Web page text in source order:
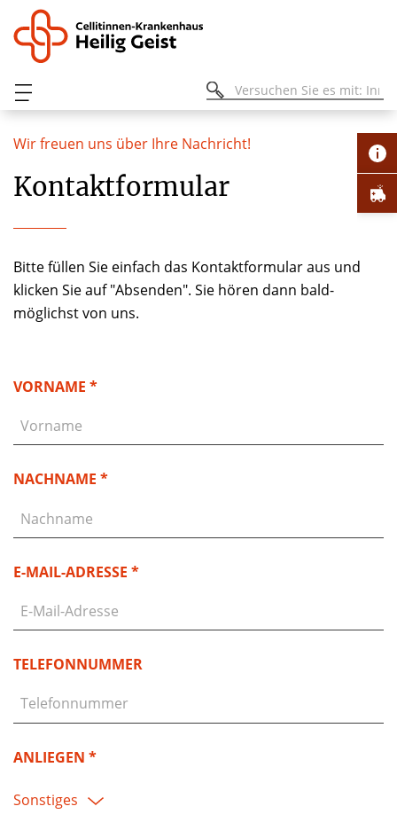
Wir freuen uns über Ihre Nachricht!
Kontaktformular
Bitte füllen Sie einfach das Kontaktformular aus und
klicken Sie auf "Absenden". Sie hören dann bald-
möglichst von uns.
VORNAME *
NACHNAME *
E-MAIL-ADRESSE *
TELEFONNUMMER
ANLIEGEN *
Sonstiges